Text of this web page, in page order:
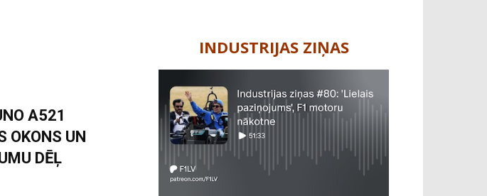
A521
OKONS UN
DĒĻ
INDUSTRIJAS ZIŅAS